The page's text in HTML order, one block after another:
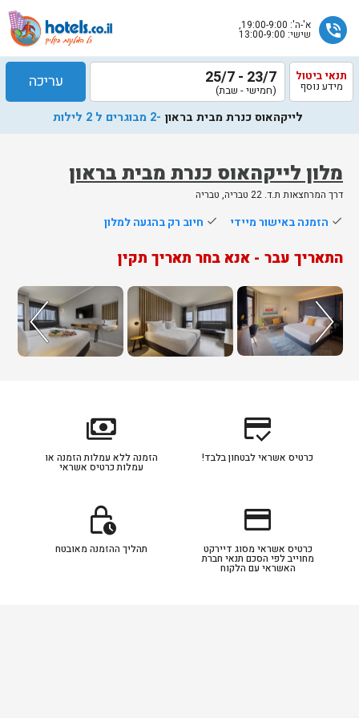
phone_in_talk א'-ה': 19:00-9:00,
שישי: 13:00-9:00
מלון לייקהאוס כנרת מבית בראון
דרך המרחצאות ת.ד. 22 טבריה, טבריה
תנאי ביטול
מידע נוסף 23/7 - 25/7
(חמישי - שבת) עריכה
לייקהאוס כנרת מבית בראון -2 מבוגרים ל 2 לילות
done הזמנה באישור מיידי done חיוב רק בהגעה למלון
התאריך עבר - אנא בחר תאריך תקין
credit_score
כרטיס אשראי לבטחון בלבד!
payments
הזמנה ללא עמלות הזמנה או
עמלות כרטיס אשראי
credit_card
כרטיס אשראי מסוג דיירקט
מחוייב לפי הסכם תנאי חברת
האשראי עם הלקוח
lock_clock
תהליך ההזמנה מאובטח